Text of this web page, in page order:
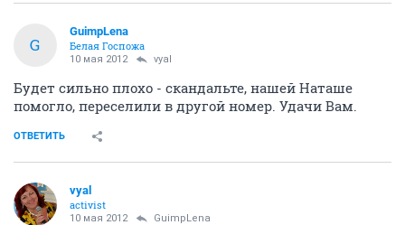
G
GuimpLena
Белая Госпожа
10 мая 2012 vyal
Будет сильно плохо - скандальте, нашей Наташе
помогло, переселили в другой номер. Удачи Вам.
ОТВЕТИТЬ
vyal
activist
10 мая 2012 GuimpLena